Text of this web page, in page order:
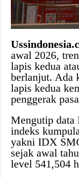
awal 2026,
lapis kedua
berlanjut. Ada
lapis kedua
penggerak
Mengutip data
indeks
yakni IDX
sejak awal
level 541,504